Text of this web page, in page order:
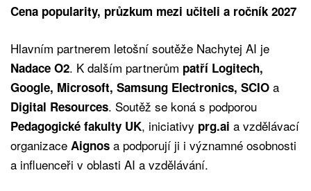
Cena popularity, průzkum mezi učiteli a ročník 2027
Hlavním partnerem letošní soutěže Nachytej AI je
Nadace O2. K dalším partnerům patří Logitech,
Google, Microsoft, Samsung Electronics, SCIO a
Digital Resources. Soutěž se koná s podporou
Pedagogické fakulty UK, iniciativy prg.ai a vzdělávací
organizace Aignos a podporují ji i významné osobnosti
a influenceři v oblasti AI a vzdělávání.